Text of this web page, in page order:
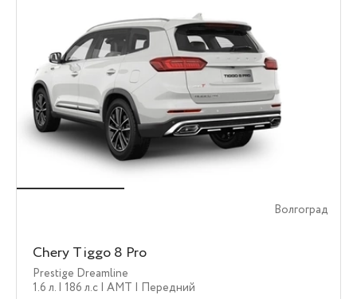
Волгоград
Chery Tiggo 8 Pro
Prestige Dreamline
1.6 л. | 186 л.c | AMT | Передний